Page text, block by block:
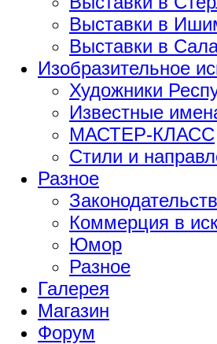
Выставки в
Выставки в
Изобразительное
Художники
Известные
МАСТЕР-КЛАСС
Стили и
Разное
Коммерция в
Юмор
Разное
Галерея
Магазин
Форум